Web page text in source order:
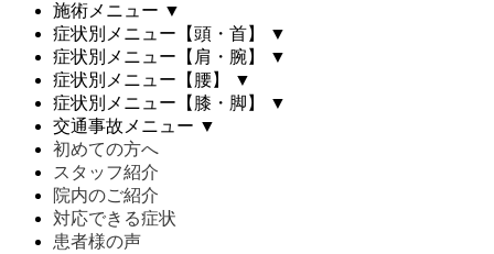
施術メニュー ▼
症状別メニュー【頭・首】
▼
症状別メニュー【肩・腕】
▼
症状別メニュー【腰】
▼
症状別メニュー【膝・脚】
▼
交通事故メニュー ▼
初めての方へ
スタッフ紹介
院内のご紹介
対応できる症状
患者様の声